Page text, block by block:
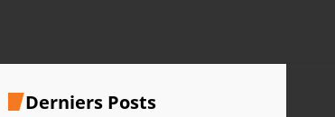
Derniers Posts